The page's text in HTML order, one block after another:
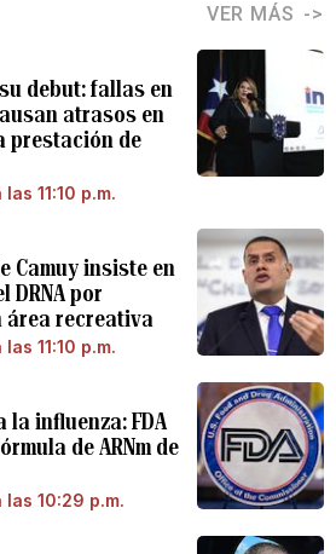
VER MÁS
debut: fallas en
atrasos en
prestación de
11:10 p.m.
Camuy insiste en
DRNA por
área recreativa
11:10 p.m.
la influenza: FDA
de ARNm de
10:29 p.m.